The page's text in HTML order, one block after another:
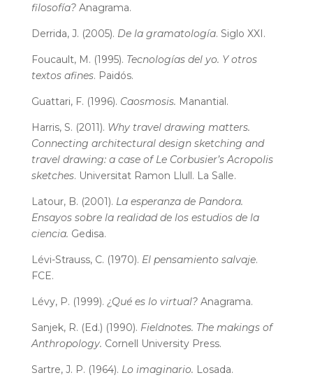
filosofía? Anagrama.
Derrida, J. (2005). De la gramatología. Siglo XXI.
Foucault, M. (1995). Tecnologías del yo. Y otros
textos afines. Paidós.
Guattari, F. (1996). Caosmosis. Manantial.
Harris, S. (2011). Why travel drawing matters.
Connecting architectural design sketching and
travel drawing: a case of Le Corbusier’s Acropolis
sketches. Universitat Ramon Llull. La Salle.
Latour, B. (2001). La esperanza de Pandora.
Ensayos sobre la realidad de los estudios de la
ciencia. Gedisa.
Lévi-Strauss, C. (1970). El pensamiento salvaje.
FCE.
Lévy, P. (1999). ¿Qué es lo virtual?Anagrama.
Sanjek, R. (Ed.) (1990). Fieldnotes. The makings of
Anthropology. Cornell University Press.
Sartre, J. P. (1964). Lo imaginario. Losada.